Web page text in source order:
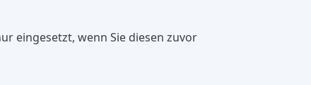
eingesetzt, wenn Sie diesen zuvor